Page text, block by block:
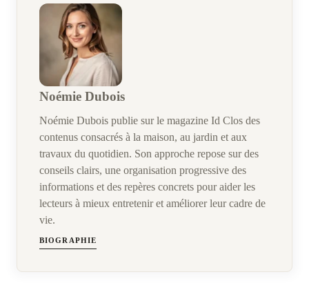
Noémie Dubois
Noémie Dubois publie sur le magazine Id Clos des
contenus consacrés à la maison, au jardin et aux
travaux du quotidien. Son approche repose sur des
conseils clairs, une organisation progressive des
informations et des repères concrets pour aider les
lecteurs à mieux entretenir et améliorer leur cadre de
vie.
BIOGRAPHIE